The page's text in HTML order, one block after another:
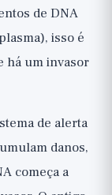
o
de
de DNA
isso é
há um invasor
de alerta
danos,
começa a